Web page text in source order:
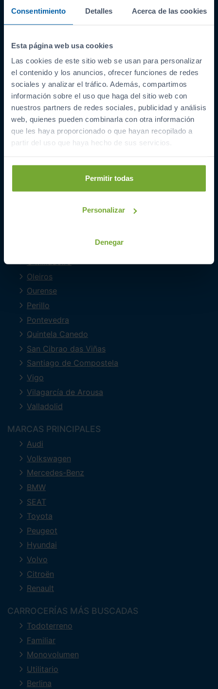
Consentimiento Detalles Acerca de las cookies
Esta página web usa cookies
Las cookies de este sitio web se usan para personalizar
el contenido y los anuncios, ofrecer funciones de redes
sociales y analizar el tráfico. Además, compartimos
información sobre el uso que haga del sitio web con
nuestros partners de redes sociales, publicidad y análisis
web, quienes pueden combinarla con otra información
que les haya proporcionado o que hayan recopilado a
partir del uso que haya hecho de sus servicios.
Permitir todas
Personalizar
Denegar
ENLACES INTERESANTES
Coches de segunda mano
Coches Km 0
Ofertas del mes
Últimos coches
Compramos tu coche
COCHES POR LOCALIDAD
A Coruña
O Milladoiro
Oleiros
Ourense
Perillo
Pontevedra
Quintela Canedo
San Cibrao das Viñas
Santiago de Compostela
Vigo
Vilagarcía de Arousa
Valladolid
MARCAS PRINCIPALES
Audi
Volkswagen
Mercedes-Benz
BMW
SEAT
Toyota
Peugeot
Hyundai
Volvo
Citroën
Renault
CARROCERÍAS MÁS BUSCADAS
Todoterreno
Familiar
Monovolumen
Utilitario
Berlina